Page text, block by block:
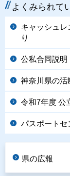
よくみられて
キャッシュ
り
公私合同説明
神奈川県の活
令和7年度 公
パスポートセ
県の広報